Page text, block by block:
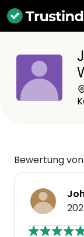
Bewertung von